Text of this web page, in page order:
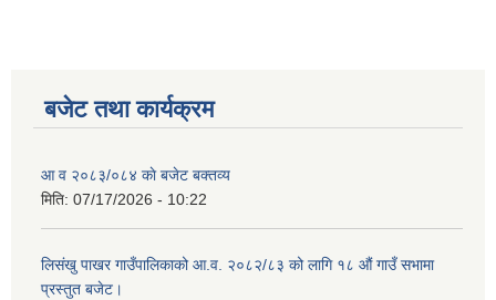
बजेट तथा कार्यक्रम
आ व २०८३/०८४ काे बजेट बक्तव्य
मिति: 07/17/2026 - 10:22
लिसंखु पाखर गाउँपालिकाको आ.व. २०८२/८३ को लागि १८ औं गाउँ सभामा
प्रस्तुत बजेट।